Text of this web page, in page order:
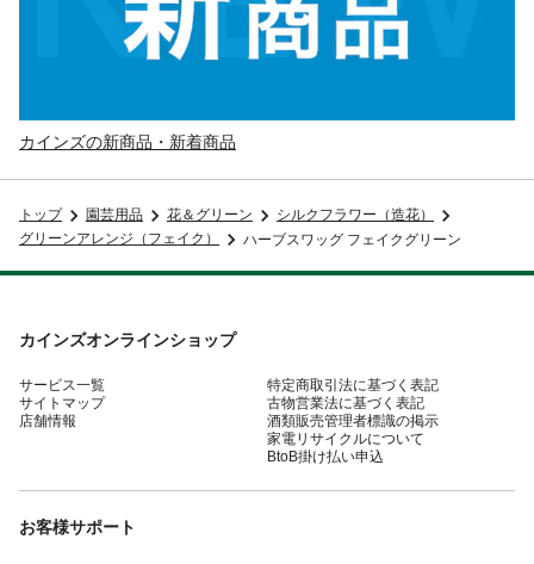
カインズの新商品・新着商品
トップ 園芸用品 花＆グリーン
シルクフラワー（造花）
グリーンアレンジ（フェイク）
ハーブスワッグ フェイクグリーン
カインズオンラインショップ
サービス一覧
サイトマップ
店舗情報
特定商取引法に基づく表記
古物営業法に基づく表記
酒類販売管理者標識の掲示
家電リサイクルについて
BtoB掛け払い申込
お客様サポート